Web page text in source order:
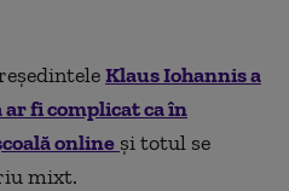
Klaus Iohannis a
ar fi complicat ca în
online și totul se
mixt.